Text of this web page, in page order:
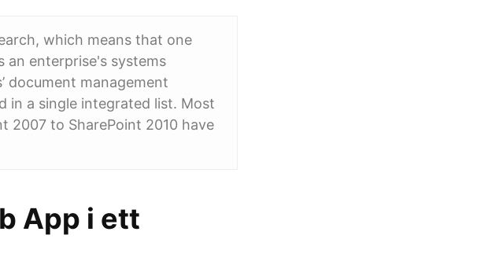
which means that one
an enterprise's systems
document management
in a single integrated list. Most
2007 to SharePoint 2010 have
App i ett